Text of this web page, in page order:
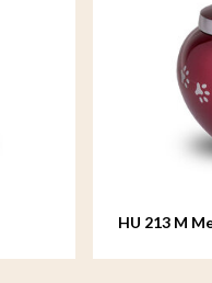
HU 213 M